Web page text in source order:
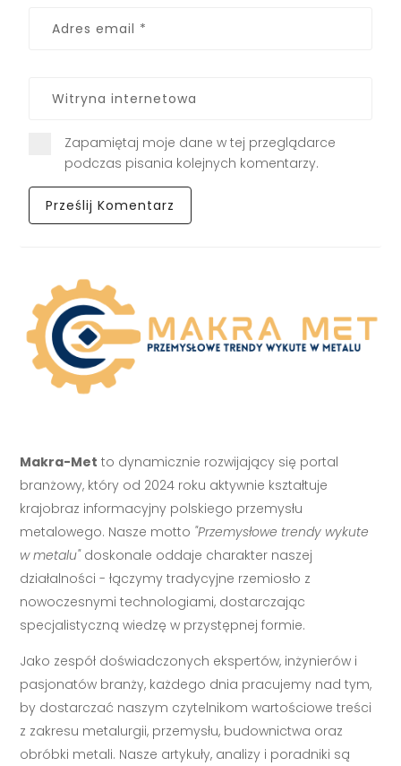
Zapamiętaj moje dane w tej przeglądarce
podczas pisania kolejnych komentarzy.
Makra-Met to dynamicznie rozwijający się portal
branżowy, który od 2024 roku aktywnie kształtuje
krajobraz informacyjny polskiego przemysłu
metalowego. Nasze motto "Przemysłowe trendy wykute
w metalu"doskonale oddaje charakter naszej
działalności - łączymy tradycyjne rzemiosło z
nowoczesnymi technologiami, dostarczając
specjalistyczną wiedzę w przystępnej formie.
Jako zespół doświadczonych ekspertów, inżynierów i
pasjonatów branży, każdego dnia pracujemy nad tym,
by dostarczać naszym czytelnikom wartościowe treści
z zakresu metalurgii, przemysłu, budownictwa oraz
obróbki metali. Nasze artykuły, analizy i poradniki są